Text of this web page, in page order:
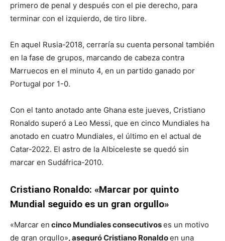
primero de penal y después con el pie derecho, para
terminar con el izquierdo, de tiro libre.
En aquel Rusia-2018, cerraría su cuenta personal también
en la fase de grupos, marcando de cabeza contra
Marruecos en el minuto 4, en un partido ganado por
Portugal por 1-0.
Con el tanto anotado ante Ghana este jueves, Cristiano
Ronaldo superó a Leo Messi, que en cinco Mundiales ha
anotado en cuatro Mundiales, el último en el actual de
Catar-2022. El astro de la Albiceleste se quedó sin
marcar en Sudáfrica-2010.
Cristiano Ronaldo: «Marcar por quinto
Mundial seguido es un gran orgullo»
«Marcar en cinco Mundiales consecutivoses un motivo
de gran orgullo», aseguró Cristiano Ronaldoen una